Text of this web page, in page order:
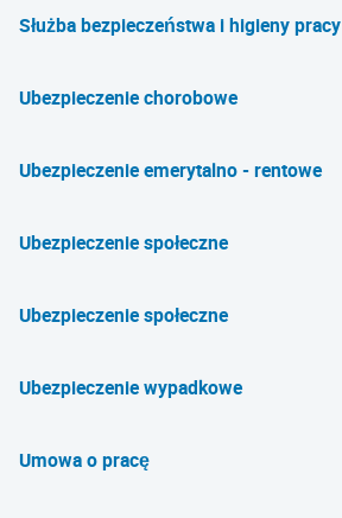
Służba bezpieczeństwa i higieny pracy
Ubezpieczenie chorobowe
Ubezpieczenie emerytalno - rentowe
Ubezpieczenie społeczne
Ubezpieczenie społeczne
Ubezpieczenie wypadkowe
Umowa o pracę